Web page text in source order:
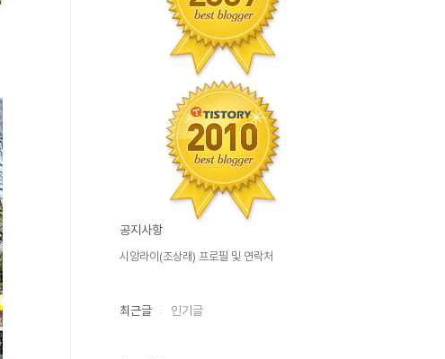
공지사항
시앙라이(조상래) 프로필 및 연락처
최근글 인기글